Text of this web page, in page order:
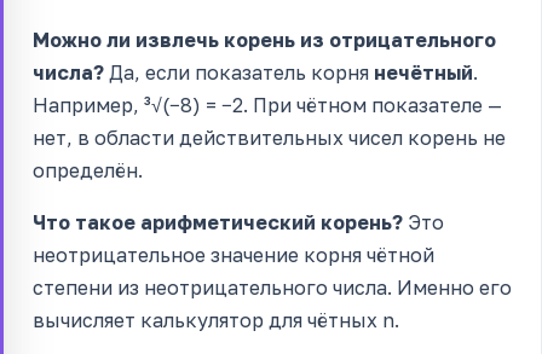
Можно ли извлечь корень из отрицательного
числа? Да, если показатель корня нечётный.
Например, ³√(−8) = −2. При чётном показателе —
нет, в области действительных чисел корень не
определён.
Что такое арифметический корень? Это
неотрицательное значение корня чётной
степени из неотрицательного числа. Именно его
вычисляет калькулятор для чётных n.